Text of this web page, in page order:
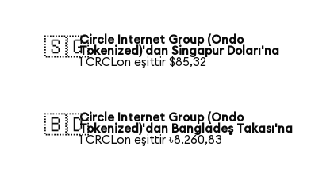
🇸🇬Circle Internet Group (Ondo
Tokenized)'dan Singapur Doları'na
1 CRCLon eşittir $85,32
🇧🇩Circle Internet Group (Ondo
Tokenized)'dan Bangladeş Takası'na
1 CRCLon eşittir ৳8.260,83